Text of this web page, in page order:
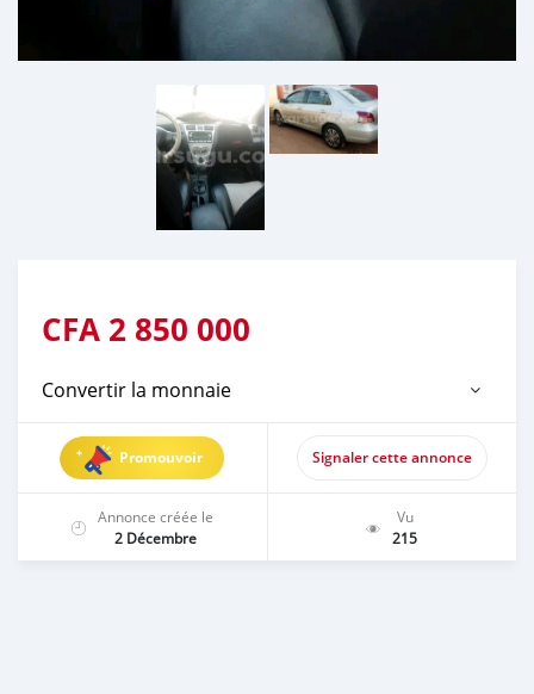
CFA 2 850 000
Convertir la monnaie
Promouvoir Signaler cette annonce
Annonce créée le
2 Décembre
Vu
215